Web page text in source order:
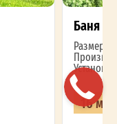
Баня
Размеры:
16 м